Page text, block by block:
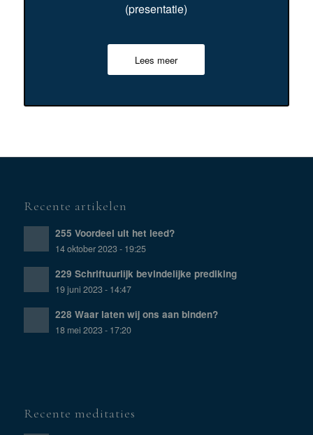
(presentatie)
Lees meer
Recente artikelen
255 Voordeel uit het leed?
14 oktober 2023 - 19:25
229 Schriftuurlijk bevindelijke prediking
19 juni 2023 - 14:47
228 Waar laten wij ons aan binden?
18 mei 2023 - 17:20
Recente meditaties